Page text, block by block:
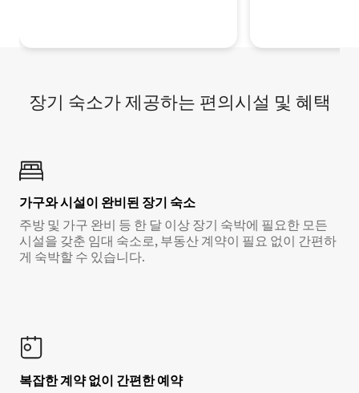
장기 숙소가 제공하는 편의시설 및 혜택
가구와 시설이 완비된 장기 숙소
주방 및 가구 완비 등 한 달 이상 장기 숙박에 필요한 모든
시설을 갖춘 임대 숙소로, 부동산 계약이 필요 없이 간편하
게 숙박할 수 있습니다.
복잡한 계약 없이 간편한 예약